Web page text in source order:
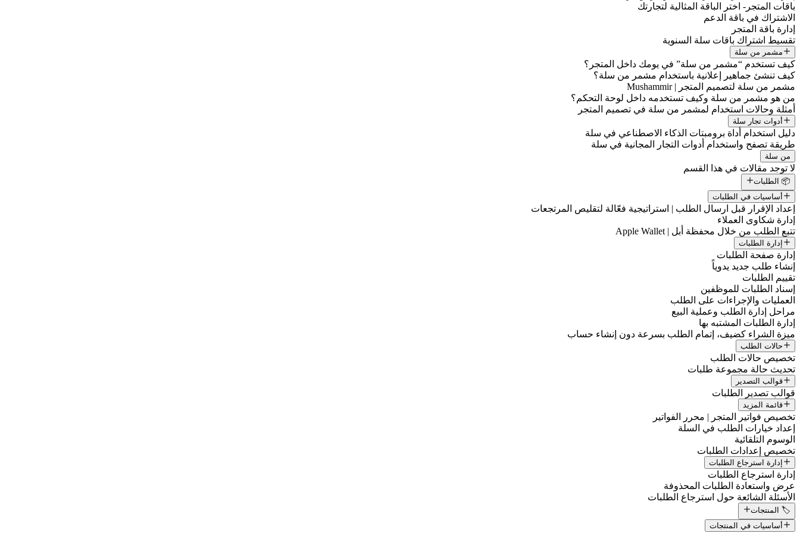
باقات المتجر- اختر الباقة المثالية لتجارتك
الاشتراك في باقة الدعم
إدارة باقة المتجر
تقسيط اشتراك باقات سلة السنوية
مشمر من سلة
كيف تستخدم “مشمر من سلة” في يومك داخل المتجر؟
كيف تنشئ جماهير إعلانية باستخدام مشمر من سلة؟
مشمر من سلة لتصميم المتجر | Mushammir
من هو مشمر من سلة وكيف تستخدمه داخل لوحة التحكم؟
أمثلة وحالات استخدام لمشمر من سلة في تصميم المتجر
أدوات تجار سلة
دليل استخدام أداة برومبتات الذكاء الاصطناعي في سلة
طريقة تصفح واستخدام أدوات التجار المجانية في سلة
من سلة
لا توجد مقالات في هذا القسم
📦 الطلبات
أساسيات في الطلبات
إعداد الإقرار قبل ارسال الطلب | استراتيجية فعّالة لتقليص المرتجعات
إدارة شكاوى العملاء
تتبع الطلب من خلال محفظة أبل | Apple Wallet
إدارة الطلبات
إدارة صفحة الطلبات
إنشاء طلب جديد يدوياً
تقييم الطلبات
إسناد الطلبات للموظفين
العمليات والإجراءات على الطلب
مراحل إدارة الطلب وعملية البيع
إدارة الطلبات المشتبه بها
ميزة الشراء كضيف، إتمام الطلب بسرعة دون إنشاء حساب
حالات الطلب
تخصيص حالات الطلب
تحديث حالة مجموعة طلبات
قوالب التصدير
قوالب تصدير الطلبات
قائمة المزيد
تخصيص فواتير المتجر | محرر الفواتير
إعداد خيارات الطلب في السلة
الوسوم التلقائية
تخصيص إعدادات الطلبات
إدارة استرجاع الطلبات
إدارة استرجاع الطلبات
عرض واستعادة الطلبات المحذوفة
الأسئلة الشائعة حول استرجاع الطلبات
🏷️ المنتجات
أساسيات في المنتجات